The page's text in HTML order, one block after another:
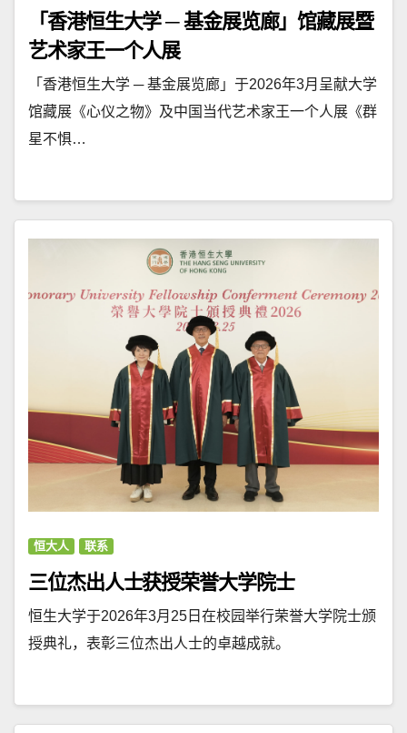
「香港恒生大学 ─ 基金展览廊」馆藏展暨
艺术家王一个人展
「香港恒生大学 ─ 基金展览廊」于2026年3月呈献大学
馆藏展《心仪之物》及中国当代艺术家王一个人展《群
星不惧…
恒大人 联系
三位杰出人士获授荣誉大学院士
恒生大学于2026年3月25日在校园举行荣誉大学院士颁
授典礼，表彰三位杰出人士的卓越成就。